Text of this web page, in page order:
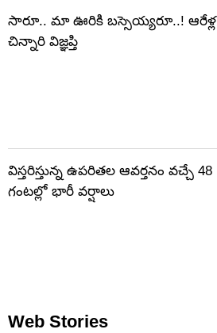
సారూ.. మా ఊరికి బస్సెయ్యరూ..! ఆరేళ్ల
చిన్నారి విజ్ఞప్తి
విస్తరిస్తున్న ఉపరితల ఆవర్తనం వచ్చే 48
గంటల్లో భారీ వర్షాలు
Web Stories